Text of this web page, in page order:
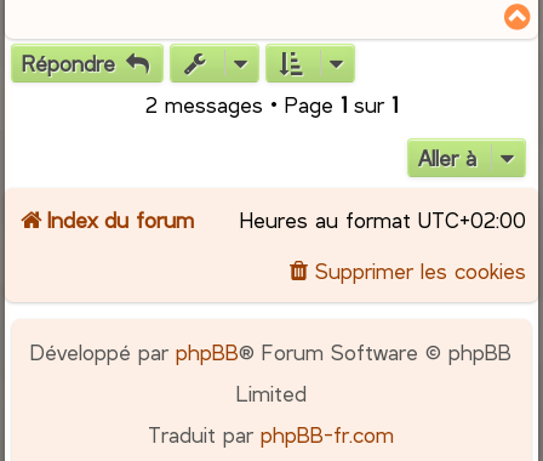
Répondre
2 messages • Page 1 sur 1
Aller à
Index du forum Heures au format UTC+02:00
Supprimer les cookies
Développé parphpBB® Forum Software © phpBB
Limited
Traduit parphpBB-fr.com